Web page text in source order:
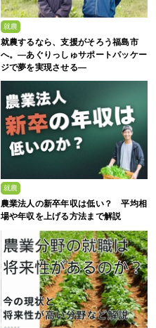
就農
就農するなら、支援がそろう福島市
へ。—あぐりっしゅサポートパッケー
ジで夢を実現させる—
就農
農業法人の新卒年収は低い？ 平均相
場や年収を上げる方法まで解説